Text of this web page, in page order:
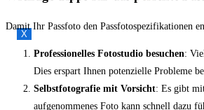
X
Damit Ihr Passfoto den Passfotospezifikationen
Professionelles Fotostudio besuchen:
Dies erspart Ihnen potenzielle Probleme
Selbstfotografie mit Vorsicht: Es gibt
aufgenommenes Foto kann schnell dazu